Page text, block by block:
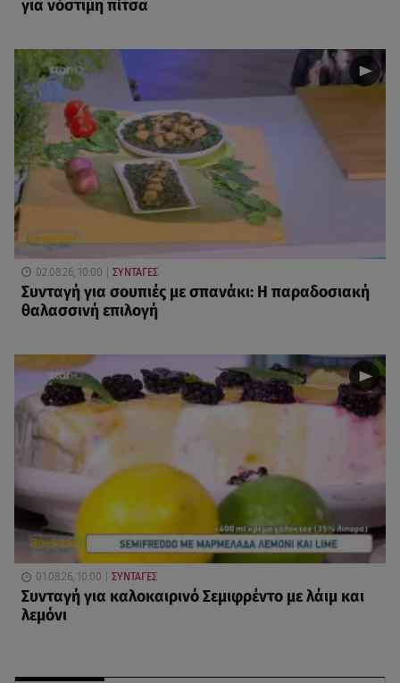
για νόστιμη πίτσα
02.08.26, 10:00 ΣΥΝΤΑΓΕΣ
Συνταγή για σουπιές με σπανάκι: Η παραδοσιακή
θαλασσινή επιλογή
01.08.26, 10:00 ΣΥΝΤΑΓΕΣ
Συνταγή για καλοκαιρινό Σεμιφρέντο με λάιμ και
λεμόνι